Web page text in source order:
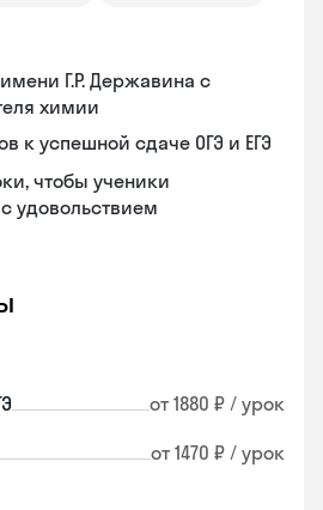
Г.Р. Державина с
химии
к успешной сдаче ОГЭ и ЕГЭ
чтобы ученики
удовольствием
от 1880 ₽ / урок
от 1470 ₽ / урок